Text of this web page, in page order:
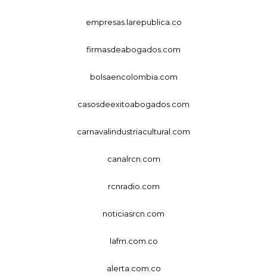
empresas.larepublica.co
firmasdeabogados.com
bolsaencolombia.com
casosdeexitoabogados.com
carnavalindustriacultural.com
canalrcn.com
rcnradio.com
noticiasrcn.com
lafm.com.co
alerta.com.co